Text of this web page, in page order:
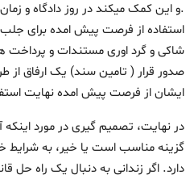
.و این کمک میکند در روز دادگاه و
استفاده از فرصت پیش امده برای
شاکی و گرد اوری مستندات و پرداخت
صدور قرار ( تامین سند) یک ارفاق از
ایشان از فرصت پیش امده نهایت
در نهایت، تصمیم گیری در مورد اینکه
گزینه مناسب است یا خیر، به شرایط
دارد. اگر زندانی به دنبال یک راه حل